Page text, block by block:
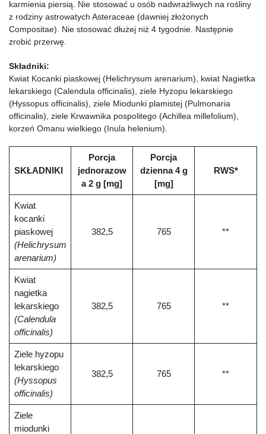
karmienia piersią. Nie stosować u osób nadwrażliwych na rośliny
z rodziny astrowatych Asteraceae (dawniej złożonych
Compositae). Nie stosować dłużej niż 4 tygodnie. Następnie
zrobić przerwę.
Składniki:
Kwiat Kocanki piaskowej (Helichrysum arenarium), kwiat Nagietka
lekarskiego (Calendula officinalis), ziele Hyzopu lekarskiego
(Hyssopus officinalis), ziele Miodunki plamistej (Pulmonaria
officinalis), ziele Krwawnika pospolitego (Achillea millefolium),
korzeń Omanu wielkiego (Inula helenium).
SKŁADNIKI
Porcja
jednorazow
a 2 g [mg]
Porcja
dzienna 4 g
[mg]
RWS*
Kwiat
kocanki
piaskowej
(Helichrysum
arenarium)
382,5 765 **
Kwiat
nagietka
lekarskiego
(Calendula
officinalis)
382,5 765 **
Ziele hyzopu
lekarskiego
(Hyssopus
officinalis)
382,5 765 **
Ziele
miodunki